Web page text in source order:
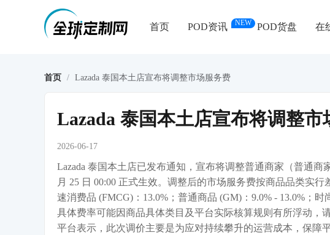
首页 POD资讯 NEW POD货盘 在
首页 / Lazada 泰国本土店宣布将调整市场服务费
Lazada 泰国本土店宣布将调整市
2026-06-17
Lazada 泰国本土店已发布通知，宣布将调整普通商家（普通商
月 25 日 00:00 正式生效。调整后的市场服务费按商品品类实
速消费品 (FMCG)：13.0%；普通商品 (GM)：9.0% - 13.0%；时
具体费率可能因商品具体类目及平台实际核算规则有所浮动，
平台表示，此次调价主要是为应对持续攀升的运营成本，保障